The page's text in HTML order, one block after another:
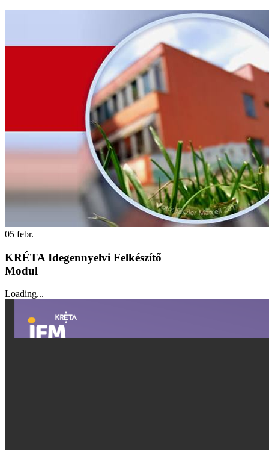
05 febr.
KRÉTA Idegennyelvi Felkészítő
Modul
Loading...